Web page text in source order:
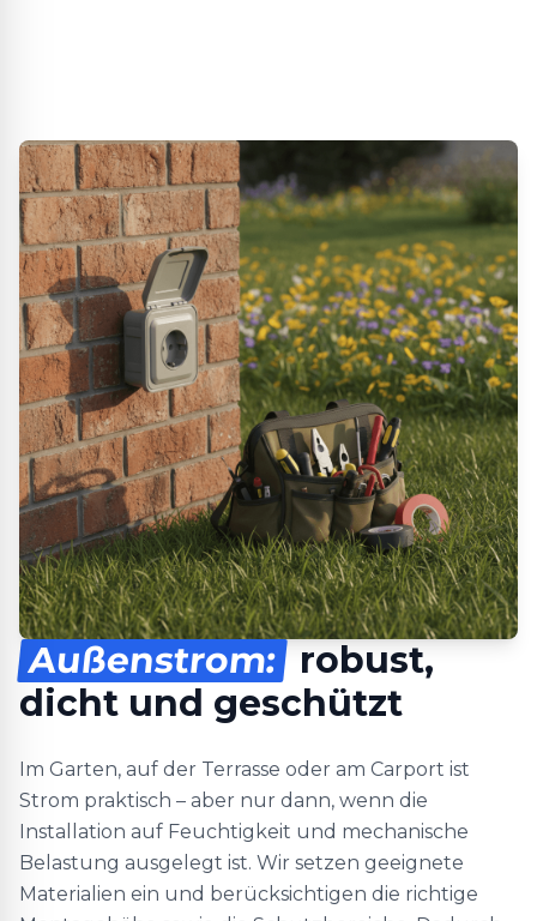
Außenstrom: robust,
dicht und geschützt
Im Garten, auf der Terrasse oder am Carport ist
Strom praktisch – aber nur dann, wenn die
Installation auf Feuchtigkeit und mechanische
Belastung ausgelegt ist. Wir setzen geeignete
Materialien ein und berücksichtigen die richtige